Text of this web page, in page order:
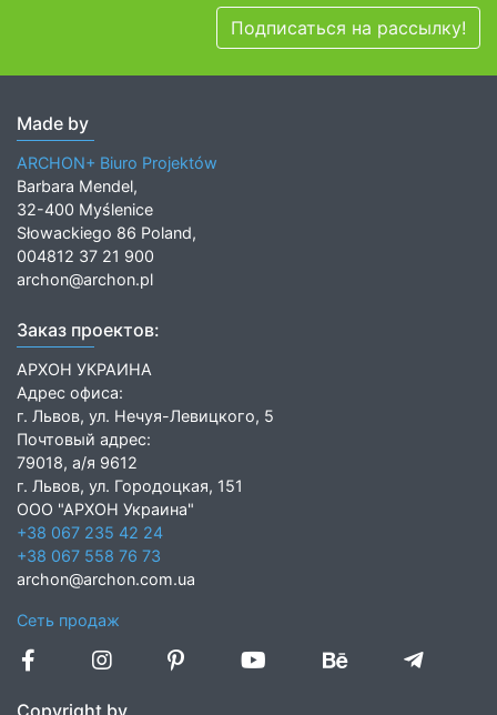
Подписаться на рассылку!
Made by
ARCHON+ Biuro Projektów
Barbara Mendel,
32-400 Myślenice
Słowackiego 86 Poland,
004812 37 21 900
archon@archon.pl
Заказ проектов:
АРХОН УКРАИНА
Адрес офиса:
г. Львов, ул. Нечуя-Левицкого, 5
Почтовый адрес:
79018, а/я 9612
г. Львов, ул. Городоцкая, 151
ООО "АРХОН Украина"
+38 067 235 42 24
+38 067 558 76 73
archon@archon.com.ua
Сеть продаж